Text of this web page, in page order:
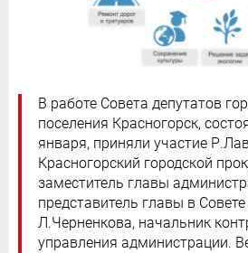
В работе Совета депутатов
поселения Красногорск,
января, приняли участие
Красногорский городской
заместитель главы
представитель главы в
Л.Черненкова, начальник
управления администрации.